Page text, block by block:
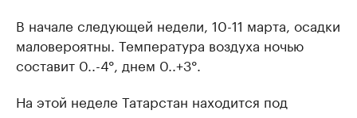
В начале следующей недели, 10-11 марта, осадки
маловероятны. Температура воздуха ночью
составит 0..-4°, днем 0..+3°.
На этой неделе Татарстан находится под